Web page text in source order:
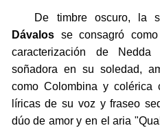
De timbre oscuro, la
Dávalosse consagró
caracterización de
soñadora en su soledad,
como Colombina y colérica
líricas de su voz y fraseo
dúo de amor y en el aria